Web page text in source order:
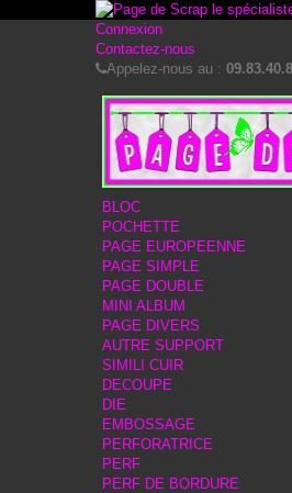
Connexion
Contactez-nous
Appelez-nous au :
BLOC
POCHETTE
PAGE EUROPEENNE
PAGE SIMPLE
PAGE DOUBLE
MINI ALBUM
PAGE DIVERS
AUTRE SUPPORT
SIMILI CUIR
DECOUPE
DIE
EMBOSSAGE
PERFORATRICE
PERF
PERF DE BORDURE